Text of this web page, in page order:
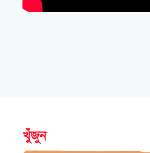
খুঁজুন